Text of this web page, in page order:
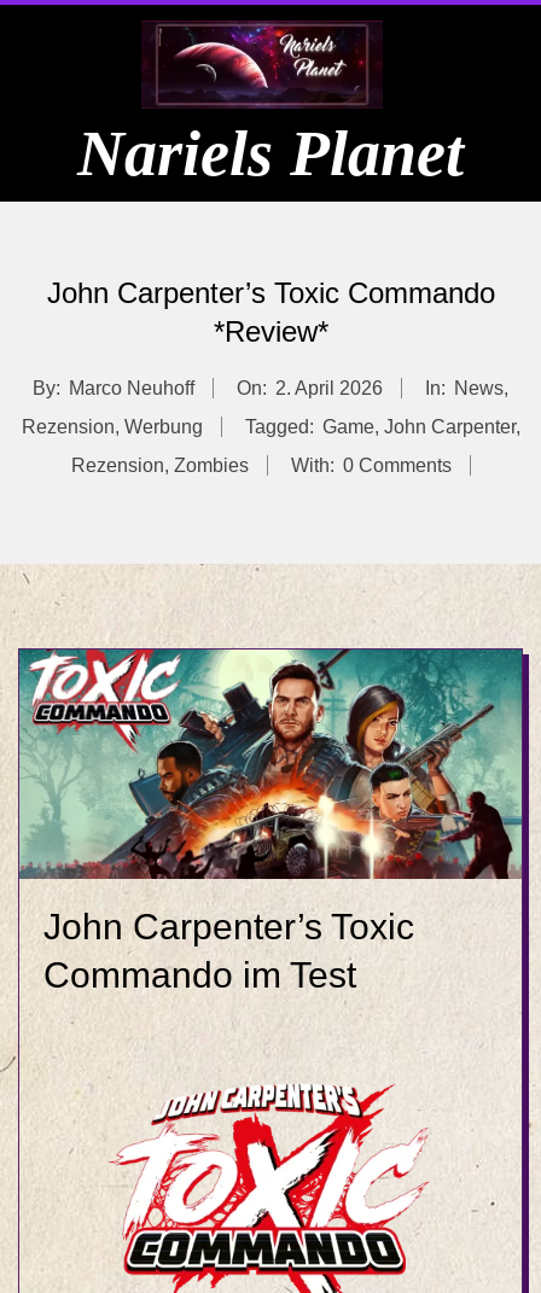
Nariels Planet
MenuJohn Carpenter’s Toxic Commando
*Review*
By: Marco Neuhoff On: 2. April 2026 In: News,
Rezension, Werbung Tagged: Game, John Carpenter,
Rezension, Zombies With: 0 Comments
John Carpenter’s Toxic
Commando im Test